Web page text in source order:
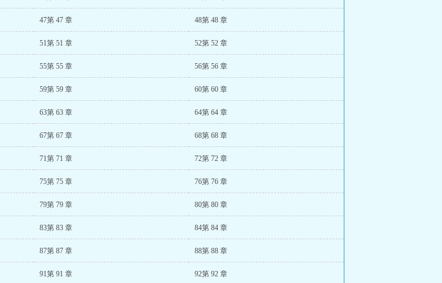
47第 47 章 48第 48 章
51第 51 章 52第 52 章
55第 55 章 56第 56 章
59第 59 章 60第 60 章
63第 63 章 64第 64 章
67第 67 章 68第 68 章
71第 71 章 72第 72 章
75第 75 章 76第 76 章
79第 79 章 80第 80 章
83第 83 章 84第 84 章
87第 87 章 88第 88 章
91第 91 章 92第 92 章